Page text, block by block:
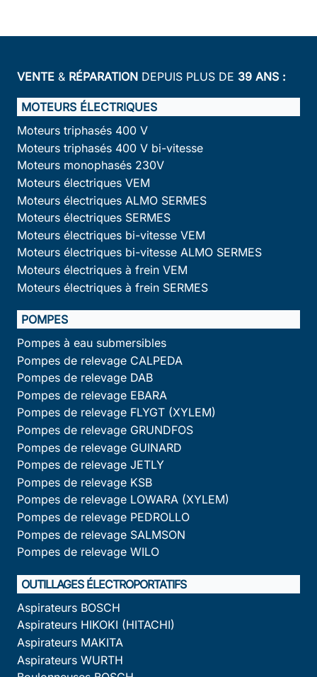
VENTE & RÉPARATION DEPUIS PLUS DE 39 ANS :
MOTEURS ÉLECTRIQUES
Moteurs triphasés 400 V
Moteurs triphasés 400 V bi-vitesse
Moteurs monophasés 230V
Moteurs électriques VEM
Moteurs électriques ALMO SERMES
Moteurs électriques SERMES
Moteurs électriques bi-vitesse VEM
Moteurs électriques bi-vitesse ALMO SERMES
Moteurs électriques à frein VEM
Moteurs électriques à frein SERMES
POMPES
Pompes à eau submersibles
Pompes de relevage CALPEDA
Pompes de relevage DAB
Pompes de relevage EBARA
Pompes de relevage FLYGT (XYLEM)
Pompes de relevage GRUNDFOS
Pompes de relevage GUINARD
Pompes de relevage JETLY
Pompes de relevage KSB
Pompes de relevage LOWARA (XYLEM)
Pompes de relevage PEDROLLO
Pompes de relevage SALMSON
Pompes de relevage WILO
OUTILLAGES ÉLECTROPORTATIFS
Aspirateurs BOSCH
Aspirateurs HIKOKI (HITACHI)
Aspirateurs MAKITA
Aspirateurs WURTH